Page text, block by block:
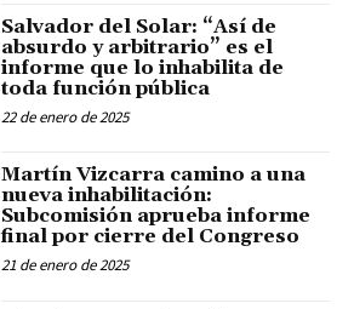
Salvador del Solar: “Así de
absurdo y arbitrario” es el
informe que lo inhabilita de
toda función pública
22 de enero de 2025
Martín Vizcarra camino a una
nueva inhabilitación:
Subcomisión aprueba informe
final por cierre del Congreso
21 de enero de 2025